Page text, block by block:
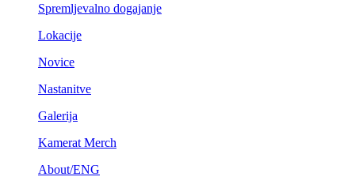
Spremljevalno dogajanje
Lokacije
Novice
Nastanitve
Galerija
Kamerat Merch
About/ENG